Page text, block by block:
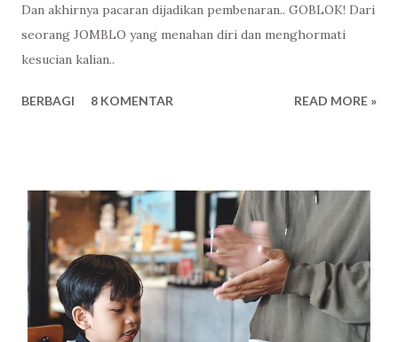
Dan akhirnya pacaran dijadikan pembenaran.. GOBLOK! Dari
seorang JOMBLO yang menahan diri dan menghormati
kesucian kalian..
BERBAGI 8 KOMENTAR READ MORE »